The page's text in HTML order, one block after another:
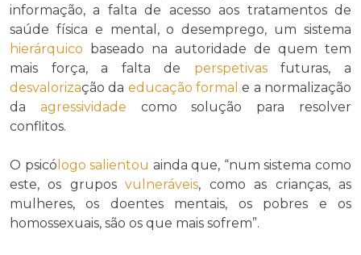
informação, a falta de acesso aos tratamentos de
saúde física e mental, o desemprego, um sistema
hierárquico baseado na autoridade de quem tem
mais força, a falta de perspetivasfuturas, a
desvalorização da educação formal e a normalização
da agressividade como solução para resolver
conflitos.
O psicó logo salientou ainda que, “num sistema como
este, os gruposvulneráveis, como as crianças, as
mulheres, os doentes mentais, os pobres e os
homossexuais, são os que mais sofrem”.